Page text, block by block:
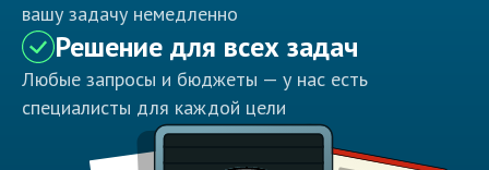
вашу задачу немедленно
Решение для всех задач
Любые запросы и бюджеты — у нас есть
специалисты для каждой цели